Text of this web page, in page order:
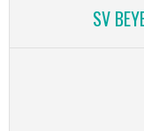
SV